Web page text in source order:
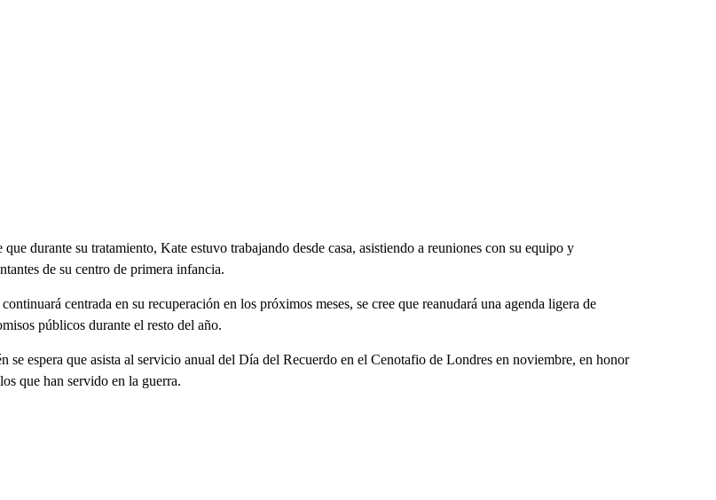
que durante su tratamiento, Kate estuvo trabajando desde casa, asistiendo a reuniones con su equipo y
de su centro de primera infancia.
centrada en su recuperación en los próximos meses, se cree que reanudará una agenda ligera de
públicos durante el resto del año.
se espera que asista al servicio anual del Día del Recuerdo en el Cenotafio de Londres en noviembre, en honor
que han servido en la guerra.